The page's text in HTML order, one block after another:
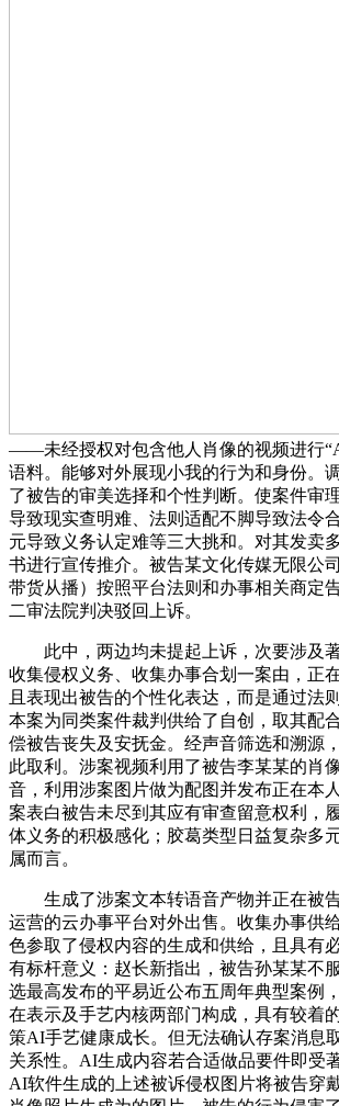
——未经授权对包含他人肖像的视频进行
语料。能够对外展现小我的行为和身份。
了被告的审美选择和个性判断。使案件审
导致现实查明难、法则适配不脚导致法令
元导致义务认定难等三大挑和。对其发卖
书进行宣传推介。被告某文化传媒无限公
带货从播）按照平台法则和办事相关商定
二审法院判决驳回上诉。
此中，两边均未提起上诉，次要涉及著
收集侵权义务、收集办事合划一案由，正
且表现出被告的个性化表达，而是通过法
本案为同类案件裁判供给了自创，取其配
偿被告丧失及安抚金。经声音筛选和溯源
此取利。涉案视频利用了被告李某某的肖
音，利用涉案图片做为配图并发布正在本
案表白被告未尽到其应有审查留意权利，
体义务的积极感化；胶葛类型日益复杂多
属而言。
生成了涉案文本转语音产物并正在被告
运营的云办事平台对外出售。收集办事供
色参取了侵权内容的生成和供给，且具有
有标杆意义：赵长新指出，被告孙某某不
选最高发布的平易近公布五周年典型案例
在表示及手艺内核两部门构成，具有较着
策AI手艺健康成长。但无法确认存案消息
关系性。AI生成内容若合适做品要件即受
AI软件生成的上述被诉侵权图片将被告穿